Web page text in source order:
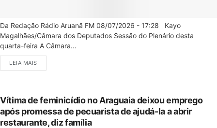
Da Redação Rádio Aruanã FM 08/07/2026 - 17:28 Kayo
Magalhães/Câmara dos Deputados Sessão do Plenário desta
quarta-feira A Câmara...
LEIA MAIS
Vítima de feminicídio no Araguaia deixou emprego
após promessa de pecuarista de ajudá-la a abrir
restaurante, diz família